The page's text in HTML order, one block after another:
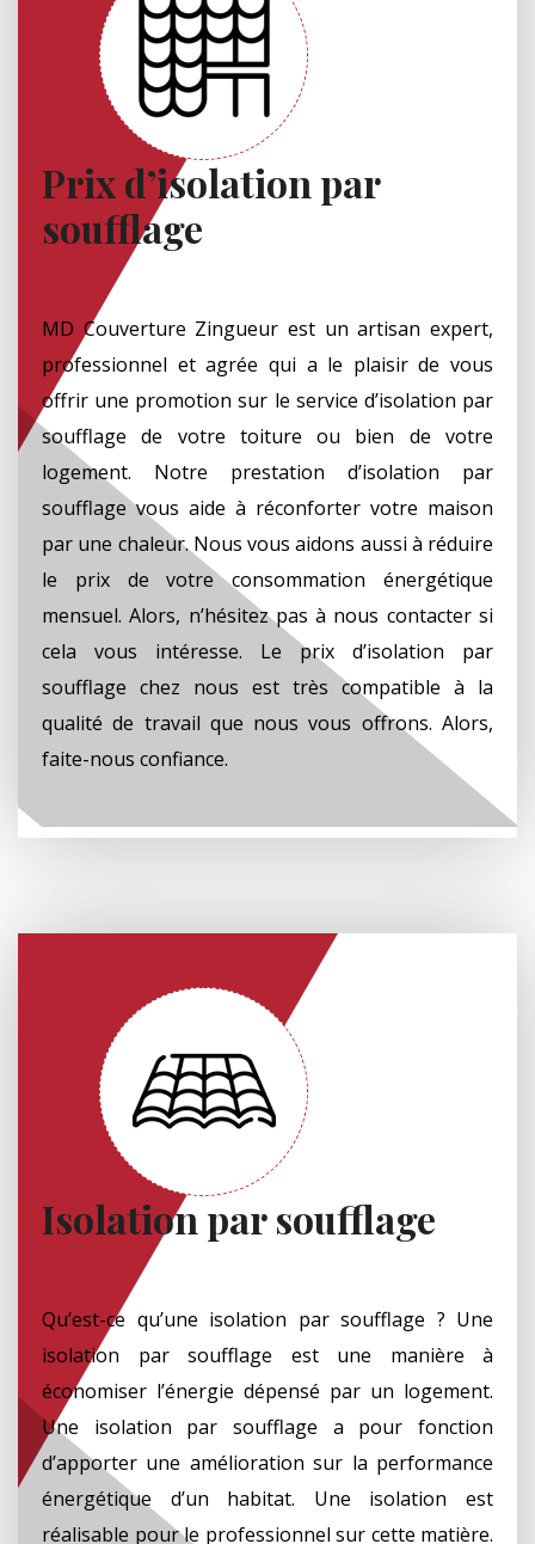
Prix d’isolation par
soufflage
MD Couverture Zingueur est un artisan expert,
professionnel et agrée qui a le plaisir de vous
offrir une promotion sur le service d’isolation par
soufflage de votre toiture ou bien de votre
logement. Notre prestation d’isolation par
soufflage vous aide à réconforter votre maison
par une chaleur. Nous vous aidons aussi à réduire
le prix de votre consommation énergétique
mensuel. Alors, n’hésitez pas à nous contacter si
cela vous intéresse. Le prix d’isolation par
soufflage chez nous est très compatible à la
qualité de travail que nous vous offrons. Alors,
faite-nous confiance.
Isolation par soufflage
Qu’est-ce qu’une isolation par soufflage ? Une
isolation par soufflage est une manière à
économiser l’énergie dépensé par un logement.
Une isolation par soufflage a pour fonction
d’apporter une amélioration sur la performance
énergétique d’un habitat. Une isolation est
réalisable pour le professionnel sur cette matière.